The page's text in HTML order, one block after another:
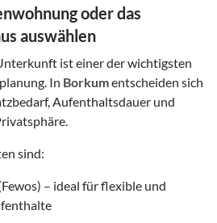
oder das
auswählen
ist einer der wichtigsten
In Borkumentscheiden sich
Aufenthaltsdauer und
sind:
– ideal für flexible und